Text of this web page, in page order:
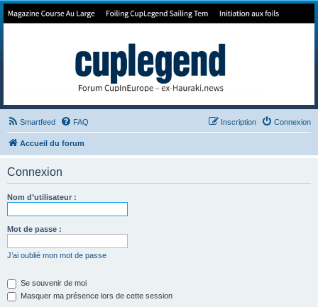
Forum de Cup In Europe
Smartfeed FAQ Connexion
Inscription
Accueil du forum
Connexion
Nom d’utilisateur :
Mot de passe :
J’ai oublié mon mot de passe
Se souvenir de moi
Masquer ma présence lors de cette session